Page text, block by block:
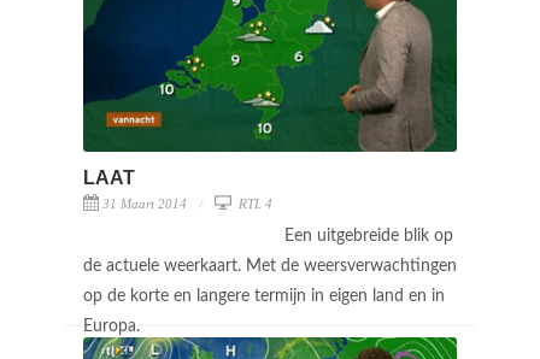
LAAT
31 Maart 2014 RTL 4
Een uitgebreide blik op
de actuele weerkaart. Met de weersverwachtingen
op de korte en langere termijn in eigen land en in
Europa.